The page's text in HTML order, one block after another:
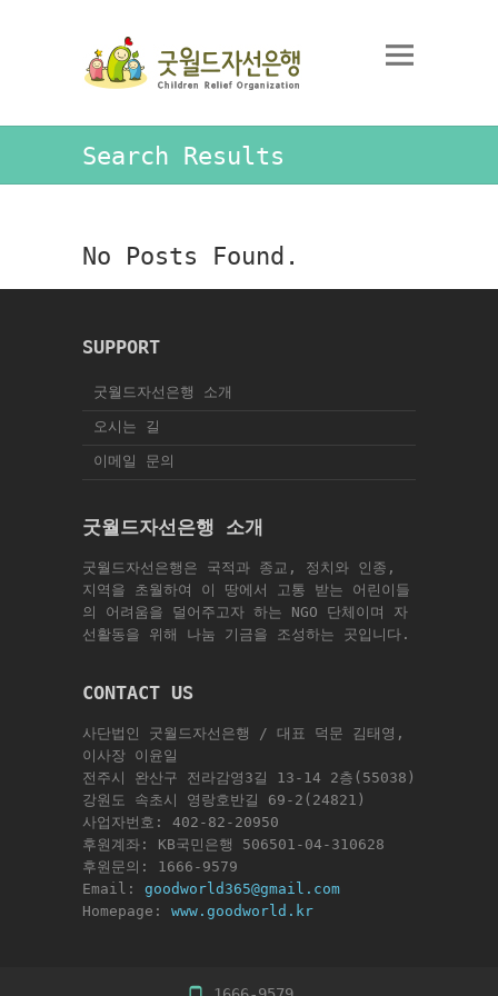
Search Results
No Posts Found.
SUPPORT
굿월드자선은행 소개
오시는 길
이메일 문의
굿월드자선은행 소개
굿월드자선은행은 국적과 종교, 정치와 인종,
지역을 초월하여 이 땅에서 고통 받는 어린이들
의 어려움을 덜어주고자 하는 NGO 단체이며 자
선활동을 위해 나눔 기금을 조성하는 곳입니다.
CONTACT US
사단법인 굿월드자선은행 / 대표 덕문 김태영,
이사장 이윤일
전주시 완산구 전라감영3길 13-14 2층(55038)
강원도 속초시 영랑호반길 69-2(24821)
사업자번호: 402-82-20950
후원계좌: KB국민은행 506501-04-310628
후원문의: 1666-9579
Email: goodworld365@gmail.com
Homepage: www.goodworld.kr